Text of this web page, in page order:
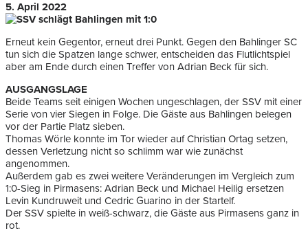
5. April 2022
Erneut kein Gegentor, erneut drei Punkt. Gegen den Bahlinger SC
tun sich die Spatzen lange schwer, entscheiden das Flutlichtspiel
aber am Ende durch einen Treffer von Adrian Beck für sich.
AUSGANGSLAGE
Beide Teams seit einigen Wochen ungeschlagen, der SSV mit einer
Serie von vier Siegen in Folge. Die Gäste aus Bahlingen belegen
vor der Partie Platz sieben.
Thomas Wörle konnte im Tor wieder auf Christian Ortag setzen,
dessen Verletzung nicht so schlimm war wie zunächst
angenommen.
Außerdem gab es zwei weitere Veränderungen im Vergleich zum
1:0-Sieg in Pirmasens: Adrian Beck und Michael Heilig ersetzen
Levin Kundruweit und Cedric Guarino in der Startelf.
Der SSV spielte in weiß-schwarz, die Gäste aus Pirmasens ganz in
rot.